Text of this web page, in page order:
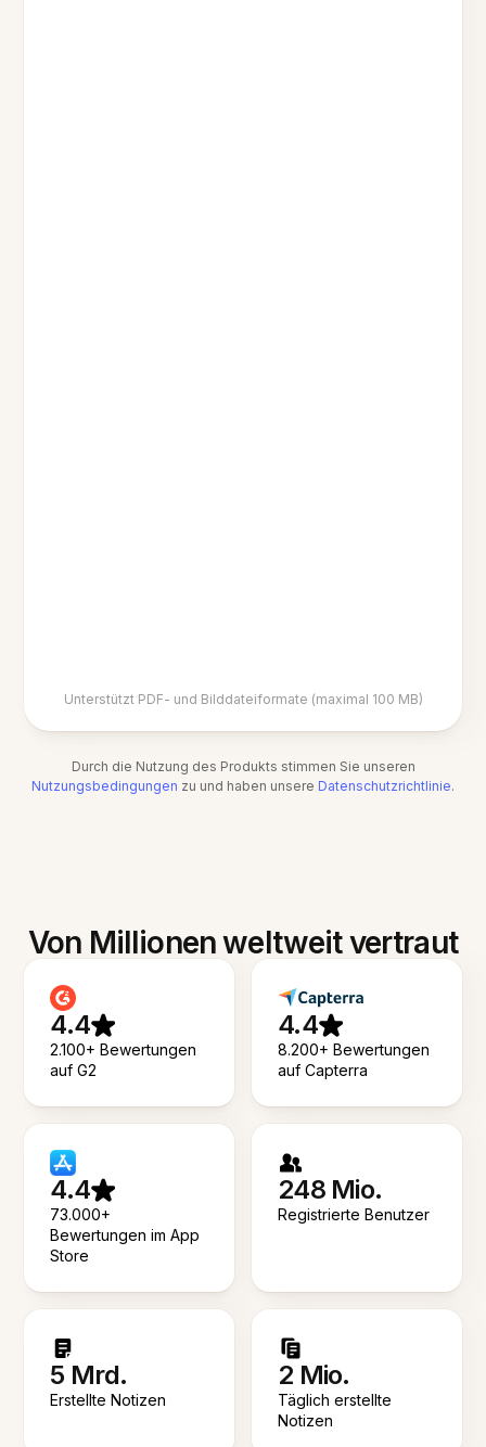
Unterstützt PDF- und Bilddateiformate (maximal 100 MB)
Durch die Nutzung des Produkts stimmen Sie unseren
Nutzungsbedingungen zu und haben unsere Datenschutzrichtlinie.
Von Millionen weltweit vertraut
4.4
2.100+ Bewertungen
auf G2
4.4
8.200+ Bewertungen
auf Capterra
4.4
73.000+
Bewertungen im App
Store
248 Mio.
Registrierte Benutzer
5 Mrd.
Erstellte Notizen
2 Mio.
Täglich erstellte
Notizen